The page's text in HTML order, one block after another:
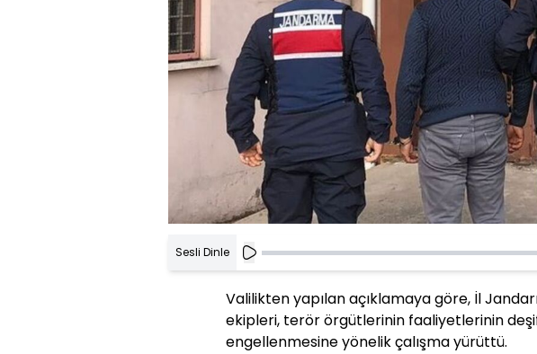
Sesli Dinle
Valilikten yapılan açıklamaya göre, İl
ekipleri, terör örgütlerinin faaliyetlerinin
engellenmesine yönelik çalışma yürüttü.